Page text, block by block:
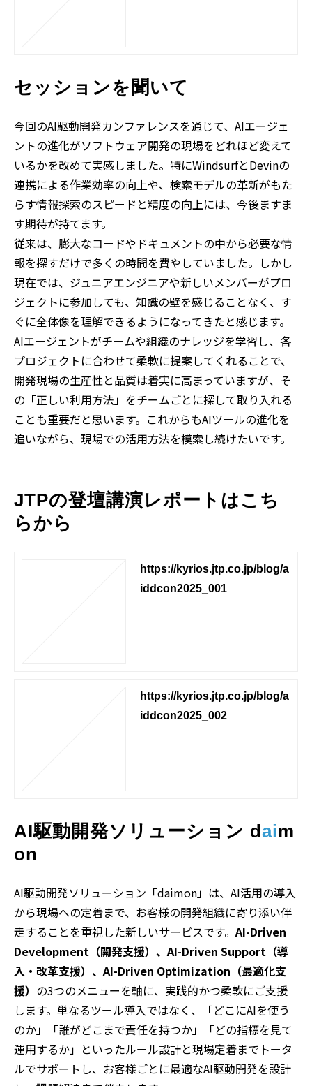
セッションを聞いて
今回のAI駆動開発カンファレンスを通じて、AIエージェ
ントの進化がソフトウェア開発の現場をどれほど変えて
いるかを改めて実感しました。特にWindsurfとDevinの
連携による作業効率の向上や、検索モデルの革新がもた
らす情報探索のスピードと精度の向上には、今後ますま
す期待が持てます。
従来は、膨大なコードやドキュメントの中から必要な情
報を探すだけで多くの時間を費やしていました。しかし
現在では、ジュニアエンジニアや新しいメンバーがプロ
ジェクトに参加しても、知識の壁を感じることなく、す
ぐに全体像を理解できるようになってきたと感じます。
AIエージェントがチームや組織のナレッジを学習し、各
プロジェクトに合わせて柔軟に提案してくれることで、
開発現場の生産性と品質は着実に高まっていますが、そ
の「正しい利用方法」をチームごとに探して取り入れる
ことも重要だと思います。これからもAIツールの進化を
追いながら、現場での活用方法を模索し続けたいです。
JTPの登壇講演レポートはこち
らから
https://kyrios.jtp.co.jp/blog/a
iddcon2025_001
https://kyrios.jtp.co.jp/blog/a
iddcon2025_002
AI駆動開発ソリューション daim
on
AI駆動開発ソリューション「daimon」は、AI活用の導入
から現場への定着まで、お客様の開発組織に寄り添い伴
走することを重視した新しいサービスです。AI-Driven
Development（開発支援）、AI-Driven Support（導
入・改革支援）、AI-Driven Optimization（最適化支
援） の3つのメニューを軸に、実践的かつ柔軟にご支援
します。単なるツール導入ではなく、「どこにAIを使う
のか」「誰がどこまで責任を持つか」「どの指標を見て
運用するか」といったルール設計と現場定着までトータ
ルでサポートし、お客様ごとに最適なAI駆動開発を設計